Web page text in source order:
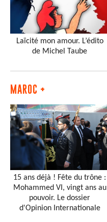
Laïcité mon amour. L’édito
de Michel Taube
MAROC +
15 ans déjà ! Fête du trône :
Mohammed VI, vingt ans au
pouvoir. Le dossier
d'Opinion Internationale